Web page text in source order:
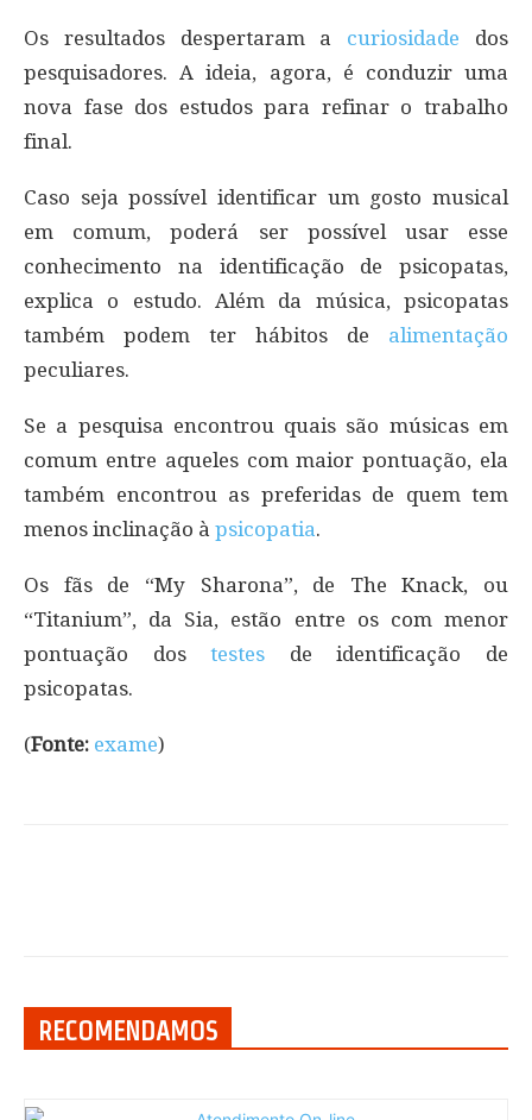
Os resultados despertaram a curiosidade dos
pesquisadores. A ideia, agora, é conduzir uma
nova fase dos estudos para refinar o trabalho
final.
Caso seja possível identificar um gosto musical
em comum, poderá ser possível usar esse
conhecimento na identificação de psicopatas,
explica o estudo. Além da música, psicopatas
também podem ter hábitos de alimentação
peculiares.
Se a pesquisa encontrou quais são músicas em
comum entre aqueles com maior pontuação, ela
também encontrou as preferidas de quem tem
menos inclinação à psicopatia.
Os fãs de “My Sharona”, de The Knack, ou
“Titanium”, da Sia, estão entre os com menor
pontuação dostestes de identificação de
psicopatas.
(Fonte: exame)
RECOMENDAMOS